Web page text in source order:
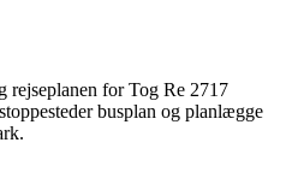
rejseplanen for Tog Re 2717
busplan og planlægge